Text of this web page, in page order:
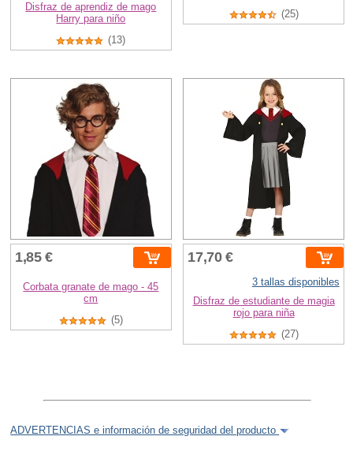
Disfraz de aprendiz de mago
Harry para niño
(13)
(25)
1,85 €
Corbata granate de mago - 45
cm
(5)
17,70 €
3 tallas disponibles
Disfraz de estudiante de magia
rojo para niña
(27)
ADVERTENCIAS e información de seguridad del producto